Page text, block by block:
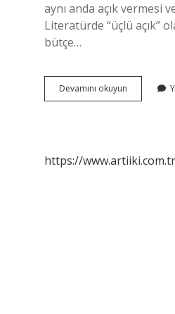
aynı anda açık vermesi
Literatürde “üçlü açık”
bütçe…
Devamını okuyun
Ve
https://www.artiiki.com.tr